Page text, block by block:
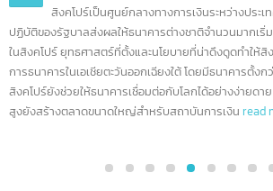
16
ก.ค.
5 ธนาคารชั้นนำในสิงคโปร์ และ
ธนาคาร
สิงคโปร์เป็นศูนย์กลางทางการเงินระหว่างปร
ปฏิบัติของรัฐบาลส่งผลให้ธนาคารต่างชาติจำนวนมาก
ในสิงคโปร์ ยุทธศาสตร์ที่ตั้งและนโยบายที่น่าดึงดูดทำ
สูงยังสร้างตลาดขนาดใหญ่สำหรับสถาบันการเงิน